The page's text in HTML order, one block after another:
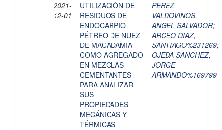
2021-
12-01
UTILIZACIÓN DE
RESIDUOS DE
ENDOCARPIO
PÉTREO DE NUEZ
DE MACADAMIA
COMO AGREGADO
EN MEZCLAS
CEMENTANTES
PARA ANALIZAR
SUS
PROPIEDADES
MECÁNICAS Y
TÉRMICAS
PEREZ
VALDOVINOS,
ANGEL SALVADOR;
ARCEO DIAZ,
SANTIAGO%231269;
OJEDA SANCHEZ,
JORGE
ARMANDO%169799